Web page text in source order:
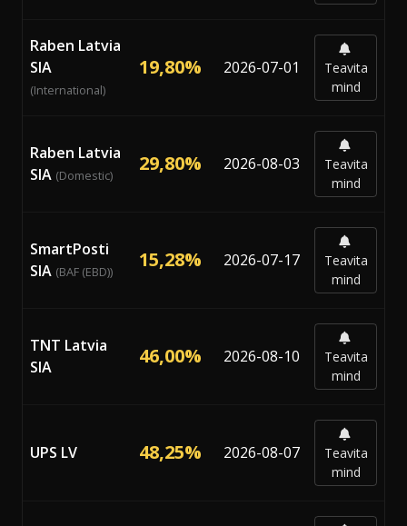
Raben Latvia
SIA
(International)
19,80% 2026-07-01
Teavita
mind
Raben Latvia
SIA (Domestic) 29,80% 2026-08-03
Teavita
mind
SmartPosti
SIA (BAF (EBD)) 15,28% 2026-07-17
Teavita
mind
TNT Latvia
SIA
46,00% 2026-08-10
Teavita
mind
UPS LV 48,25% 2026-08-07
Teavita
mind